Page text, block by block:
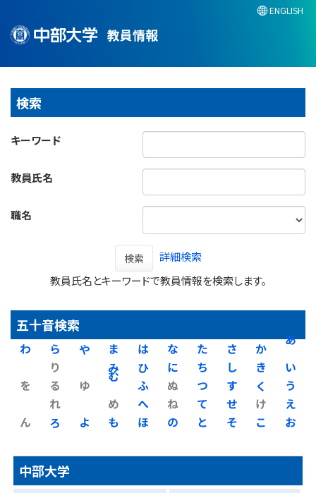
教員情報
ENGLISH
検索
キーワード
教員氏名
職名
検索
詳細検索
教員氏名とキーワードで教員情報を検索します。
五十音検索
あ
い
う
え
お
か
き
く
け
こ
さ
し
す
せ
そ
た
ち
つ
て
と
な
に
ぬ
ね
の
は
ひ
ふ
へ
ほ
ま
み
む
め
も
や
ゆ
よ
ら
り
る
れ
ろ
わ
を
ん
中部大学